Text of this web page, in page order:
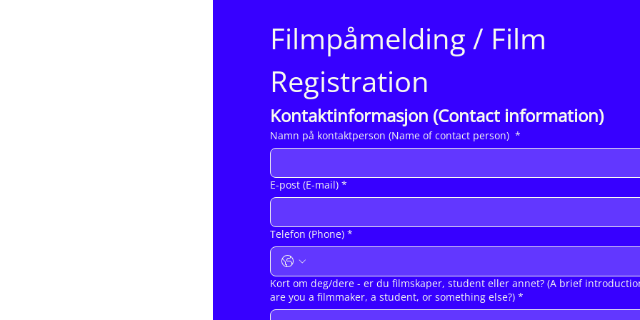
Filmpåmelding / Film
Registration
Kontaktinformasjon (Contact information)
Namn på kontaktperson (Name of contact person) *
E-post (E-mail) *
Telefon (Phone) *
Kort om deg/dere - er du filmskaper, student eller annet? (A brief
are you a filmmaker, a student, or something else?) *